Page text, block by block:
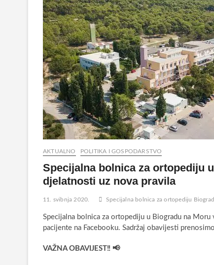
AKTUALNO POLITIKA I GOSPODARSTVO
Specijalna bolnica za ortopediju
djelatnosti uz nova pravila
11. svibnja 2020. Specijalna bolnica za ortopediju
Specijalna bolnica za ortopediju u Biogradu na
pacijente na Facebooku. Sadržaj obavijesti
VAŽNA OBAVIJEST‼️ 📢